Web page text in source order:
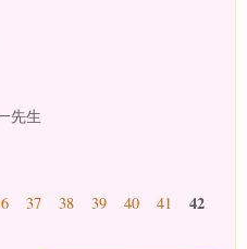
先生
37 38 39 40 41 42